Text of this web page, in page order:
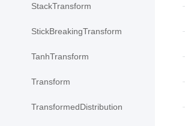
StackTransform
StickBreakingTransform
TanhTransform
Transform
TransformedDistribution